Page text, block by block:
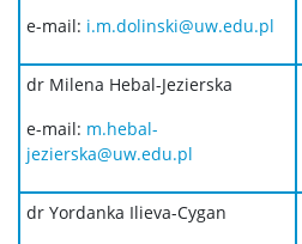
e-mail: i.m.dolinski@uw.edu.pl
dr Milena Hebal-Jezierska
e-mail: m.hebal-
jezierska@uw.edu.pl
dr Yordanka Ilieva-Cygan